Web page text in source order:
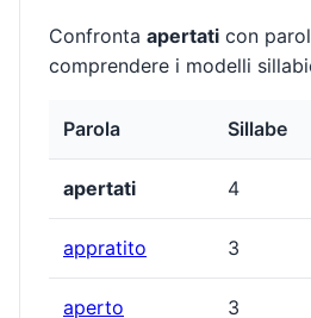
Confronta apertati con
comprendere i modelli
Parola Sillabe
apertati 4
appratito 3
aperto 3